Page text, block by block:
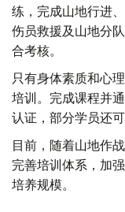
练，完成山地行进
伤员救援及山地分
合考核。
只有身体素质和心
培训。完成课程并
认证，部分学员还
目前，随着山地作
完善培训体系，加
培养规模。